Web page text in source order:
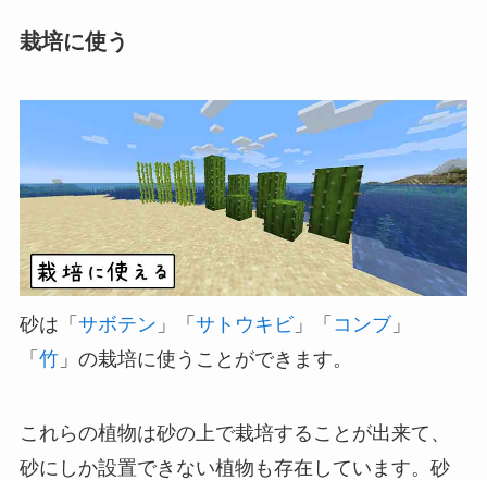
栽培に使う
砂は「 サボテン 」「 サトウキビ」「 コンブ」
「 竹」の栽培に使うことができます。
これらの植物は砂の上で栽培することが出来て、
砂にしか設置できない植物も存在しています。砂